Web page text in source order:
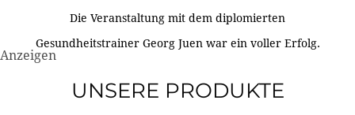
Die Veranstaltung mit dem diplomierten
Gesundheitstrainer Georg Juen war ein voller Erfolg.
Anzeigen
UNSERE PRODUKTE